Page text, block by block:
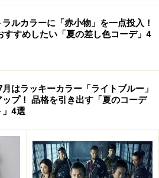
春夏に着たい色」を選んだ理由
ート例を見ていきましょう。
系が人気の理由は？
元気で艶やかな表情が魅力の色
若々しい雰囲気を備えています
ドも漂います。
選んだ選んだ人のコメントをご紹
ルカラーに「赤小物」を一点投入！
すすめしたい「夏の差し色コーデ」4
はラッキーカラー「ライトブルー」
プ！ 品格を引き出す「夏のコーデ
」4選